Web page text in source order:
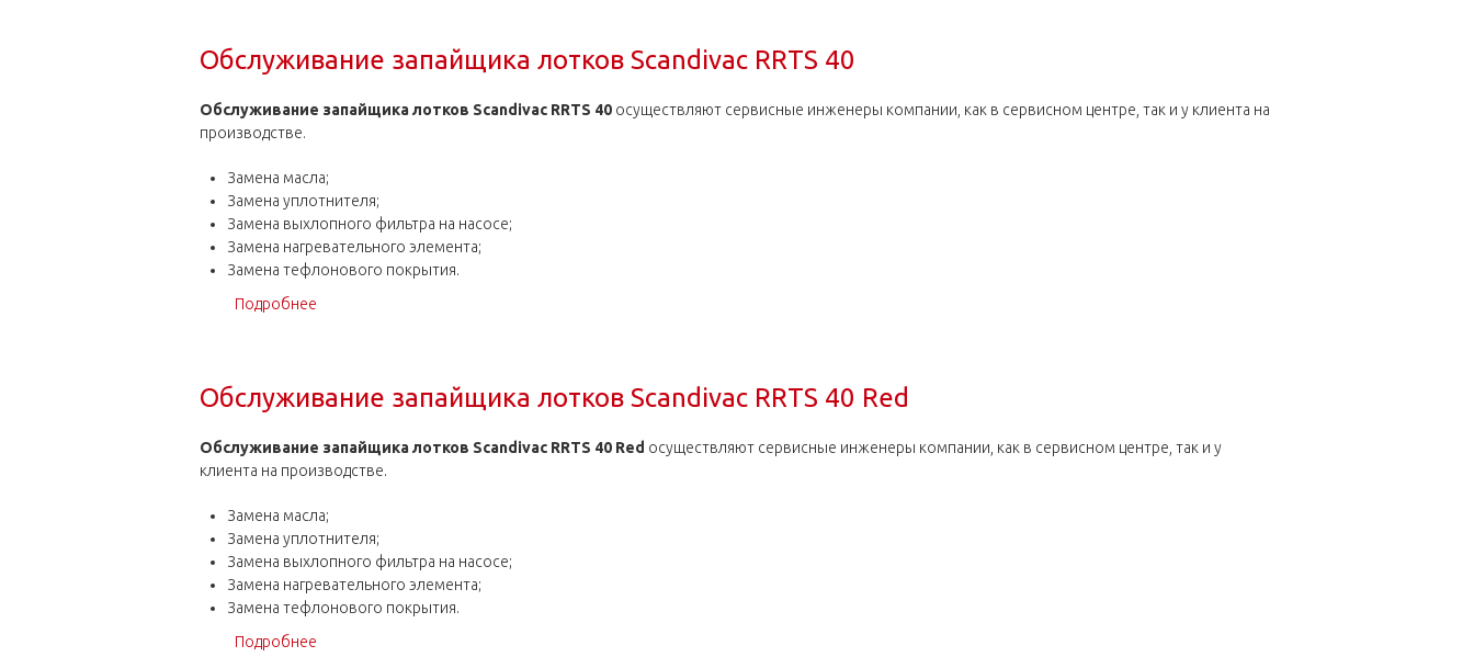
Обслуживание запайщика лотков Scandivac RRTS 40
Обслуживание запайщика лотков Scandivac RRTS 40 осуществляют сервисные инженеры компании, как в сервисном центре, так и у клиента на
производстве.
Замена масла;
Замена уплотнителя;
Замена выхлопного фильтра на насосе;
Замена нагревательного элемента;
Замена тефлонового покрытия.
Подробнее
Обслуживание запайщика лотков Scandivac RRTS 40 Red
Обслуживание запайщика лотков Scandivac RRTS 40 Red осуществляют сервисные инженеры компании, как в сервисном центре, так и у
клиента на производстве.
Замена масла;
Замена уплотнителя;
Замена выхлопного фильтра на насосе;
Замена нагревательного элемента;
Замена тефлонового покрытия.
Подробнее